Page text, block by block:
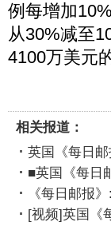
例每增加
从30%减至
4100万美元
相关报道：
英国《每日
■英国《每日
《每日邮报
[视频]英国《